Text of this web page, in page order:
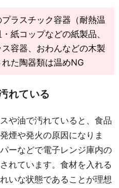
ラスチック容器（耐熱温
紙コップなどの紙製品、
容器、おわんなどの木製
た陶器類は温めNG
れている
や油で汚れていると、食品
煙や発火の原因になりま
ーなどで電子レンジ庫内の
れています。食材を入れる
いな状態であることが理想